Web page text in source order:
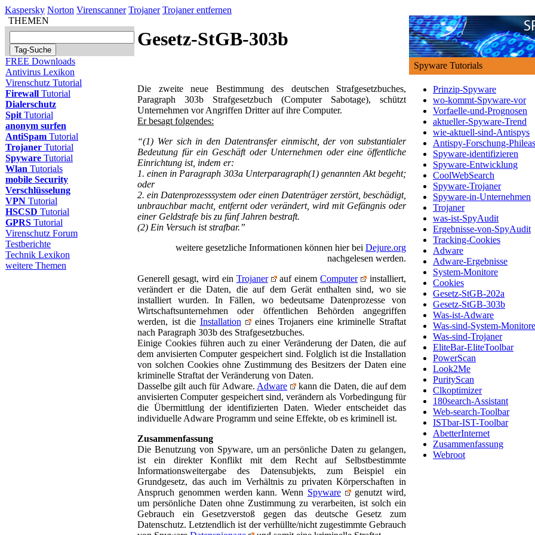
Kaspersky Norton Virenscanner Trojaner Trojaner entfernen
THEMEN
FREE Downloads
Antivirus Lexikon
Virenschutz Tutorial
Firewall Tutorial
Dialerschutz
Spit Tutorial
anonym surfen
AntiSpam Tutorial
Trojaner Tutorial
Spyware Tutorial
Wlan Tutorials
mobile Security
Verschlüsselung
VPN Tutorial
HSCSD Tutorial
GPRS Tutorial
Virenschutz Forum
Testberichte
Technik Lexikon
weitere Themen
Gesetz-StGB-303b
Die zweite neue Bestimmung des deutschen Strafgesetzbuches,
Paragraph 303b Strafgesetzbuch (Computer Sabotage), schützt
Unternehmen vor Angriffen Dritter auf ihre Computer.
Er besagt folgendes:
“(1) Wer sich in den Datentransfer einmischt, der von substantialer
Bedeutung für ein Geschäft oder Unternehmen oder eine öffentliche
Einrichtung ist, indem er:
1. einen in Paragraph 303a Unterparagraph(1) genannten Akt begeht;
oder
2. ein Datenprozesssystem oder einen Datenträger zerstört, beschädigt,
unbrauchbar macht, entfernt oder verändert, wird mit Gefängnis oder
einer Geldstrafe bis zu fünf Jahren bestraft.
(2) Ein Versuch ist strafbar.”
weitere gesetzliche Informationen können hier bei Dejure.org
nachgelesen werden.
Generell gesagt, wird ein Trojaner auf einemComputer
installiert,
verändert er die Daten, die auf dem Gerät enthalten sind, wo sie
installiert wurden. In Fällen, wo bedeutsame Datenprozesse von
Wirtschaftsunternehmen oder öffentlichen Behörden angegriffen
werden, ist die Installation
eines Trojaners eine kriminelle Straftat
nach Paragraph 303b des Strafgesetzbuches.
Einige Cookies führen auch zu einer Veränderung der Daten, die auf
dem anvisierten Computer gespeichert sind. Folglich ist die Installation
von solchen Cookies ohne Zustimmung des Besitzers der Daten eine
kriminelle Straftat der Veränderung von Daten.
Dasselbe gilt auch für Adware. Adware
kann die Daten, die auf dem
anvisierten Computer gespeichert sind, verändern als Vorbedingung für
die Übermittlung der identifizierten Daten. Wieder entscheidet das
individuelle Adware Programm und seine Effekte, ob es kriminell ist.
Zusammenfassung
Die Benutzung von Spyware, um an persönliche Daten zu gelangen,
ist ein direkter Konflikt mit dem Recht auf Selbstbestimmte
Informationsweitergabe des Datensubjekts, zum Beispiel ein
Grundgesetz, das auch im Verhältnis zu privaten Körperschaften in
Anspruch genommen werden kann. Wenn Spyware
genutzt wird,
um persönliche Daten ohne Zustimmung zu verarbeiten, ist solch ein
Gebrauch ein Gesetzverstoß gegen das deutsche Gesetz zum
Datenschutz. Letztendlich ist der verhüllte/nicht zugestimmte Gebrauch
Spyware Tutorials
Prinzip-Spyware
wo-kommt-Spyware-vor
Vorfaelle-und-Prognosen
aktueller-Spyware-Trend
wie-aktuell-sind-Antispys
Antispy-Forschung-Phileas
Spyware-identifizieren
Spyware-Entwicklung
CoolWebSearch
Spyware-Trojaner
Spyware-in-Unternehmen
Trojaner
was-ist-SpyAudit
Ergebnisse-von-SpyAudit
Tracking-Cookies
Adware
Adware-Ergebnisse
System-Monitore
Cookies
Gesetz-StGB-202a
Gesetz-StGB-303b
Was-ist-Adware
Was-sind-System-Monitore
Was-sind-Trojaner
EliteBar-EliteToolbar
PowerScan
Look2Me
PurityScan
Clkoptimizer
180search-Assistant
Web-search-Toolbar
ISTbar-IST-Toolbar
AbetterInternet
Zusammenfassung
Webroot